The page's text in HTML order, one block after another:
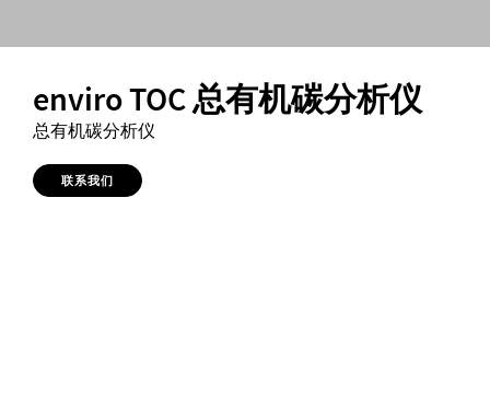
enviro TOC 总有机碳分析仪
总有机碳分析仪
联系我们